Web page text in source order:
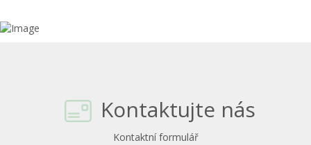
Kontaktujte nás
Kontaktní formulář